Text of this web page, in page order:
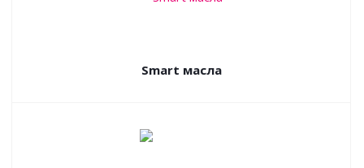
Smart масла